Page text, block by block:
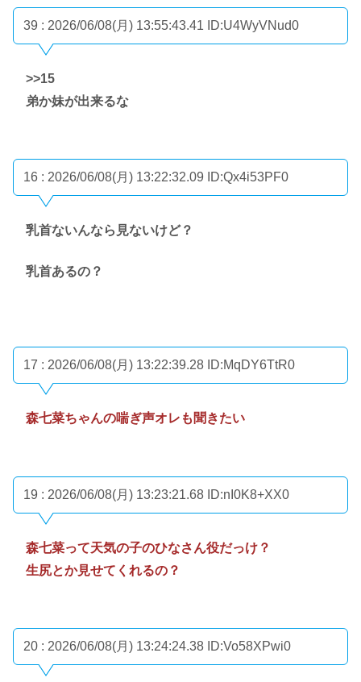
39 : 2026/06/08(月) 13:55:43.41 ID:U4WyVNud0
>>15
弟か妹が出来るな
16 : 2026/06/08(月) 13:22:32.09 ID:Qx4i53PF0
乳首ないんなら見ないけど？
乳首あるの？
17 : 2026/06/08(月) 13:22:39.28 ID:MqDY6TtR0
森七菜ちゃんの喘ぎ声オレも聞きたい
19 : 2026/06/08(月) 13:23:21.68 ID:nI0K8+XX0
森七菜って天気の子のひなさん役だっけ？
生尻とか見せてくれるの？
20 : 2026/06/08(月) 13:24:24.38 ID:Vo58XPwi0